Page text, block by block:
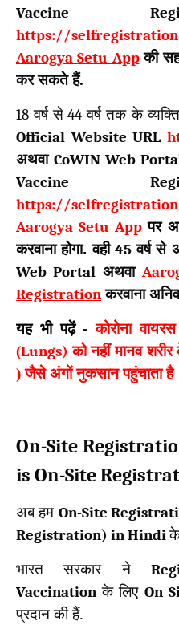
Vaccine
https://
Aarogya Setu App की
कर सकते हैं.
18 वर्ष से 44 वर्ष तक के
Official Website URL
अथवा CoWIN Web
Vaccine
https://
Aarogya Setu App पर
करवाना होगा. वही45वर्ष से
Web Portal अथवा
Registrationकरवाना
यह भी पढ़ें- कोरोना
(Lungs)को नहीं मानव
) जैसे अंगों नुकसान पहुंचाता है
On-Site
is On-Site
अब हम On-Site
Registration) in Hindiके
भारत सरकार ने
Vaccination के लिएOn
प्रदान की हैं.